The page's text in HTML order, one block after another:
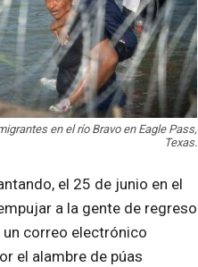
en el río Bravo en Eagle Pass,
Texas.
el 25 de junio en el
a la gente de regreso
un correo electrónico
el alambre de púas